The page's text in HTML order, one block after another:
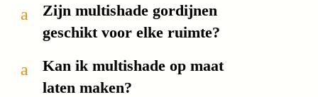
a
Zijn multishade gordijnen
geschikt voor elke ruimte?
a
Kan ik multishade op maat
laten maken?